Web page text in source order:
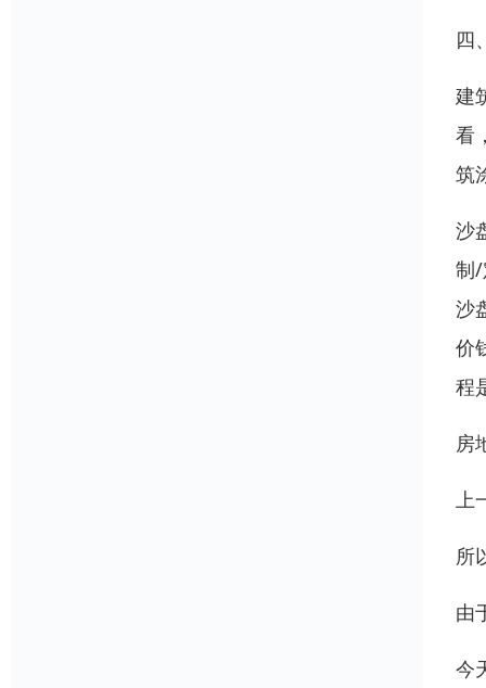
四
建
看
筑
沙
制/
沙
价
程
房
上
所
由
今